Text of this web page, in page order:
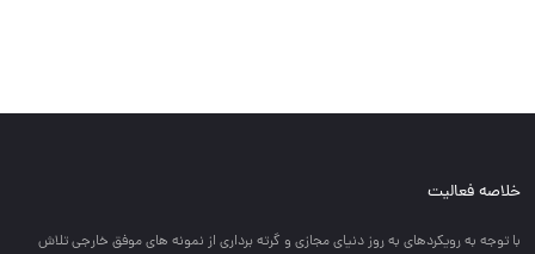
خلاصه فعالیت
با توجه به رويكردهاي به روز دنياي مجازي و گرته برداري از نمونه هاي موفق خارجي تلاش